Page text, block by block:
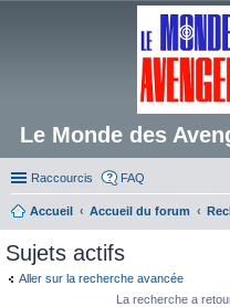
Le Monde des
Raccourcis FAQ
Accueil Accueil du forum
Sujets actifs
Aller sur la recherche avancée
La recherche a